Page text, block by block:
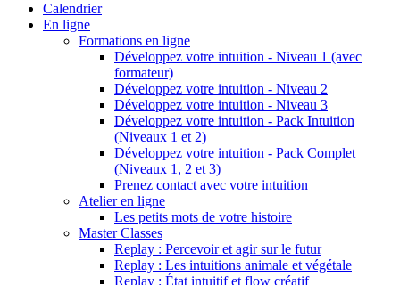
Calendrier
En ligne
Formations en ligne
Développez votre intuition - Niveau 1 (avec
formateur)
Développez votre intuition - Niveau 2
Développez votre intuition - Niveau 3
Développez votre intuition - Pack Intuition
(Niveaux 1 et 2)
Développez votre intuition - Pack Complet
(Niveaux 1, 2 et 3)
Prenez contact avec votre intuition
Atelier en ligne
Les petits mots de votre histoire
Master Classes
Replay : Percevoir et agir sur le futur
Replay : Les intuitions animale et végétale
Replay : État intuitif et flow créatif